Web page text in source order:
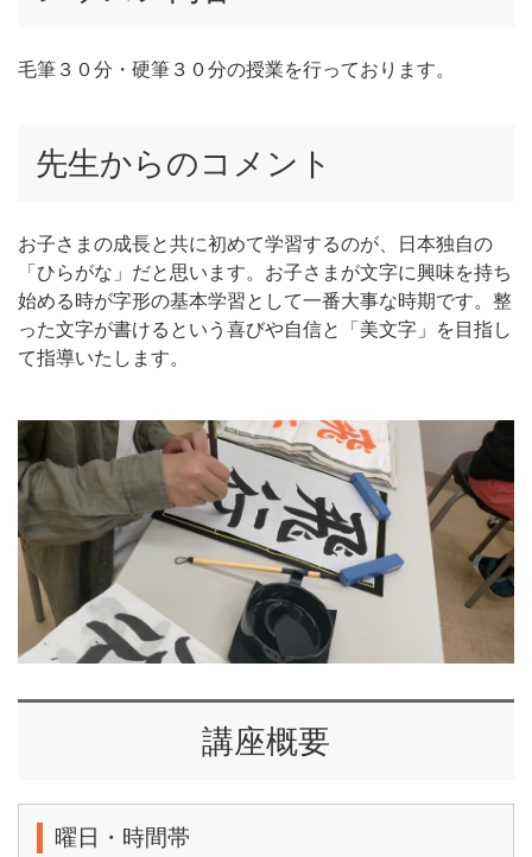
毛筆３０分・硬筆３０分の授業を行っております。
先生からのコメント
お子さまの成長と共に初めて学習するのが、日本独自の
「ひらがな」だと思います。お子さまが文字に興味を持ち
始める時が字形の基本学習として一番大事な時期です。整
った文字が書けるという喜びや自信と「美文字」を目指し
て指導いたします。
講座概要
曜日・時間帯